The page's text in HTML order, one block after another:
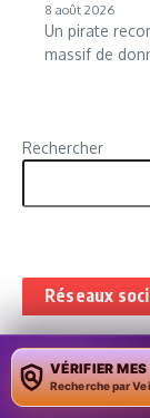
8 août 2026
Un pirate
massif de
Rechercher
Réseaux
21,615 Fans
J'aime
VÉRIFIER
Recherche par
COPILOT POUR